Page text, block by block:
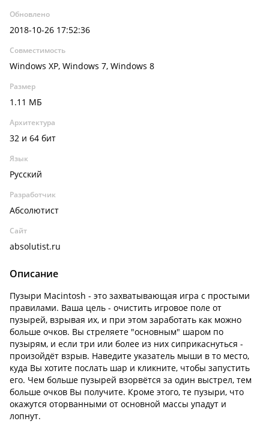
Обновлено
2018-10-26 17:52:36
Совместимость
Windows XP, Windows 7, Windows 8
Размер
1.11 МБ
Архитектура
32 и 64 бит
Язык
Русский
Разработчик
Абсолютист
Сайт
absolutist.ru
Описание
Пузыри Macintosh - это захватывающая игра с простыми
правилами. Ваша цель - очистить игровое поле от
пузырей, взрывая их, и при этом заработать как можно
больше очков. Вы стреляете "основным" шаром по
пузырям, и если три или более из них сиприкаснуться -
произойдёт взрыв. Наведите указатель мыши в то место,
куда Вы хотите послать шар и кликните, чтобы запустить
его. Чем больше пузырей взорвётся за один выстрел, тем
больше очков Вы получите. Кроме этого, те пузыри, что
окажутся оторванными от основной массы упадут и
лопнут.